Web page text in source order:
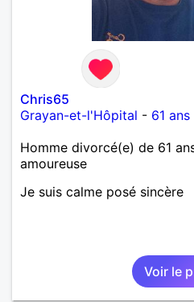
Chris65
Grayan-et-l'Hôpital - 61 ans
Homme divorcé(e) de 61
amoureuse
Je suis calme posé sincère
Voir le